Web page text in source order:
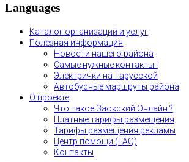
Languages
Каталог организаций и услуг
Полезная информация
Новости нашего района
Самые нужные контакты !
Электрички на Тарусской
Автобусные маршруты района
О проекте
Что такое Заокский.Онлайн ?
Платные тарифы размещения
Тарифы размещения рекламы
Центр помощи (FAQ)
Контакты